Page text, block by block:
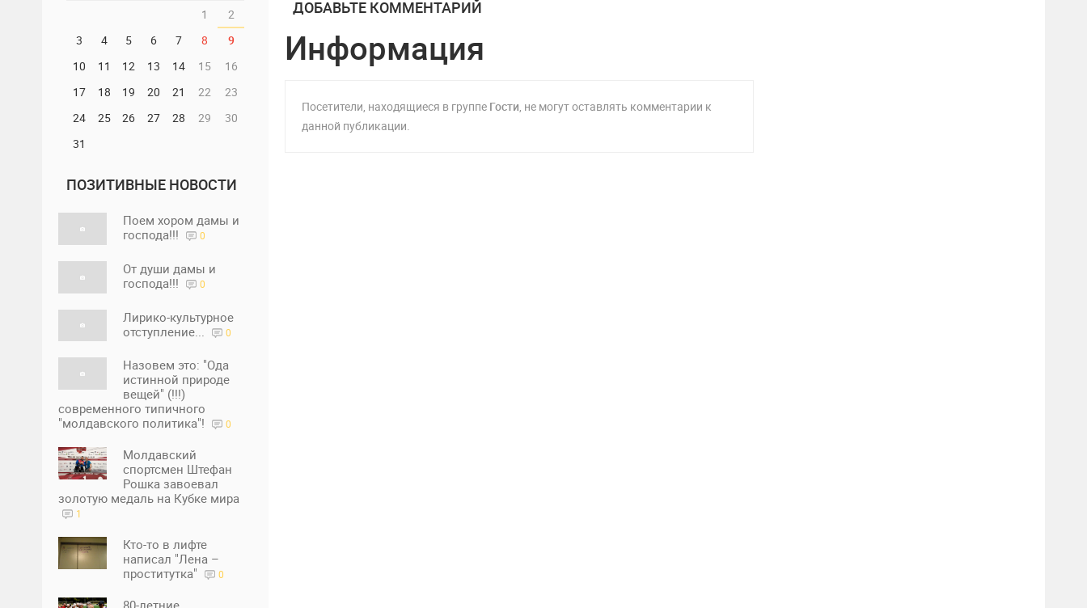
1
2
3
4 5 6 7 8
9
10
11 12 13 14 15
16
17
18 19 20 21 22
23
24
25 26 27 28 29
30
31
ПОЗИТИВНЫЕ НОВОСТИ
Поем хором дамы и
господа!!!
0
От души дамы и
господа!!!
0
Лирико-культурное
отступление...
0
Назовем это: "Ода
истинной природе
вещей" (!!!)
современного типичного
"молдавского политика"!
0
Молдавский
спортсмен Штефан
Рошка завоевал
золотую медаль на Кубке мира
1
Кто-то в лифте
написал "Лена –
проститутка"
0
ДОБАВЬТЕ КОММЕНТАРИЙ
Информация
Посетители, находящиеся в группе Гости, не могут оставлять комментарии к
данной публикации.